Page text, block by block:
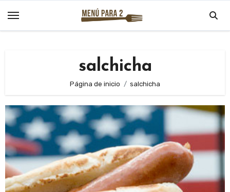
salchicha
Página de inicio salchicha